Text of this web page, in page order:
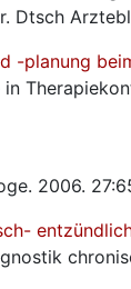
Dtsch
-planung
2006.